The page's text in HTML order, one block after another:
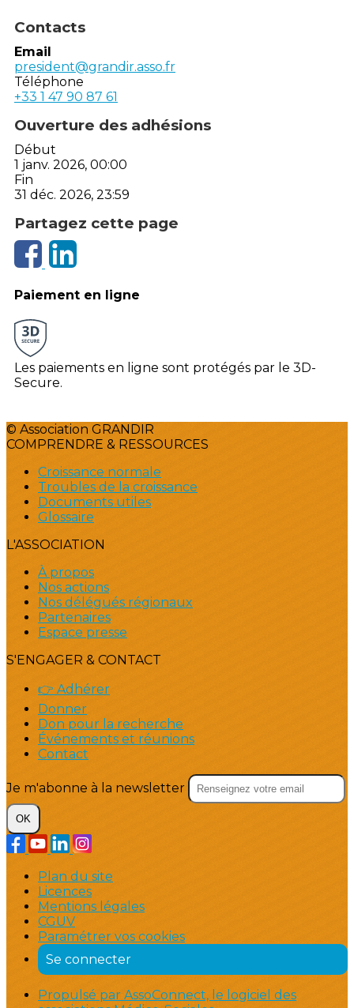
Contacts
Email
president@grandir.asso.fr
Téléphone
+33 1 47 90 87 61
Ouverture des adhésions
Début
1 janv. 2026, 00:00
Fin
31 déc. 2026, 23:59
Partagez cette page
Paiement en ligne
Les paiements en ligne sont protégés par le 3D-
Secure.
© Association GRANDIR
COMPRENDRE & RESSOURCES
Croissance normale
Troubles de la croissance
Documents utiles
Glossaire
L'ASSOCIATION
À propos
Nos actions
Nos délégués régionaux
Partenaires
Espace presse
S'ENGAGER & CONTACT
👉 Adhérer
Donner
Don pour la recherche
Événements et réunions
Contact
Je m'abonne à la newsletter
OK
Plan du site
Licences
Mentions légales
CGUV
Paramétrer vos cookies
Se connecter
Propulsé par AssoConnect, le logiciel des